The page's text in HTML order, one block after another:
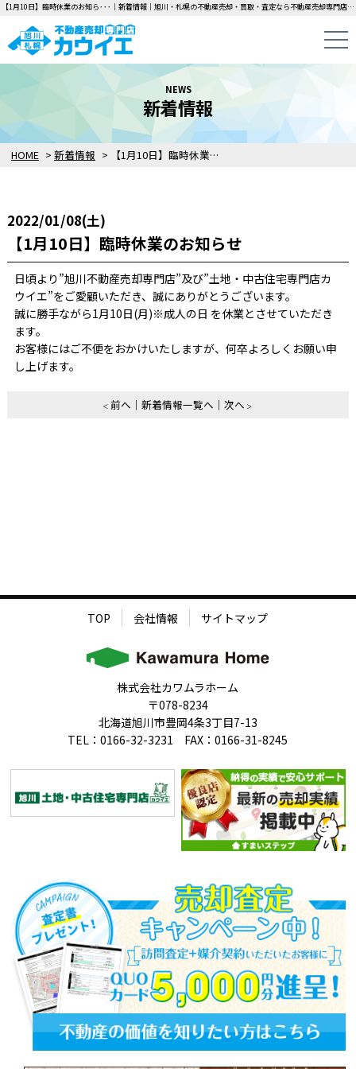
【1月10日】臨時休業のお知ら･･･｜新着情報｜旭川・札幌の不動産売却・買取・査定なら不動産売却専門店カウイエにお任せください！中古一戸建て・マンション・土地の即日無料査定・即金買取を行っています！
NEWS
新着情報
HOME > 新着情報 > 【1月10日】臨時休業のお知らせ
2022/01/08(土)
【1月10日】臨時休業のお知らせ
日頃より”旭川不動産売却専門店”及び”土地・中古住宅専門店カ
ウイエ”をご愛顧いただき、誠にありがとうございます。
誠に勝手ながら1月10日(月)※成人の日 を休業とさせていただき
ます。
お客様にはご不便をおかけいたしますが、何卒よろしくお願い申
し上げます。
前へ 新着情報一覧へ 次へ
TOP 会社情報 サイトマップ
株式会社カワムラホーム
〒078-8234
北海道旭川市豊岡4条3丁目7-13
TEL：0166-32-3231 FAX：0166-31-8245